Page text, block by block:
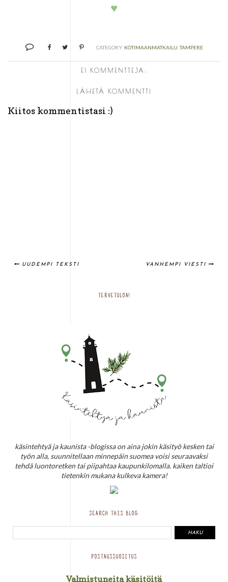
♥
CATEGORY: KOTIMAANMATKAILU ,TAMPERE
EI KOMMENTTEJA:
LÄHETÄ KOMMENTTI
Kiitos kommentistasi :)
UUDEMPI TEKSTI VANHEMPI VIESTI
TERVETULOA!
käsintehtyä ja kaunista -blogissa on aina jokin käsityö kesken tai
työn alla, suunnitellaan minnepäin suomea voisi seuraavaksi
tehdä luontoretken tai piipahtaa kaupunkilomalla. kaiken taltioi
tietenkin mukana kulkeva kamera!
SEARCH THIS BLOG
POSTAUSSUOSITUS
Valmistuneita käsitöitä